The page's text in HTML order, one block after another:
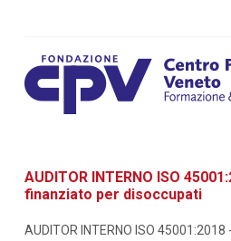
formazione
AUDITOR INTERNO ISO
finanziato per disoccupati
AUDITOR INTERNO ISO